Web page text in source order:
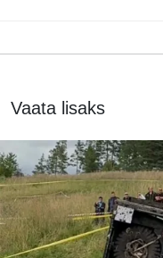
Vaata lisaks